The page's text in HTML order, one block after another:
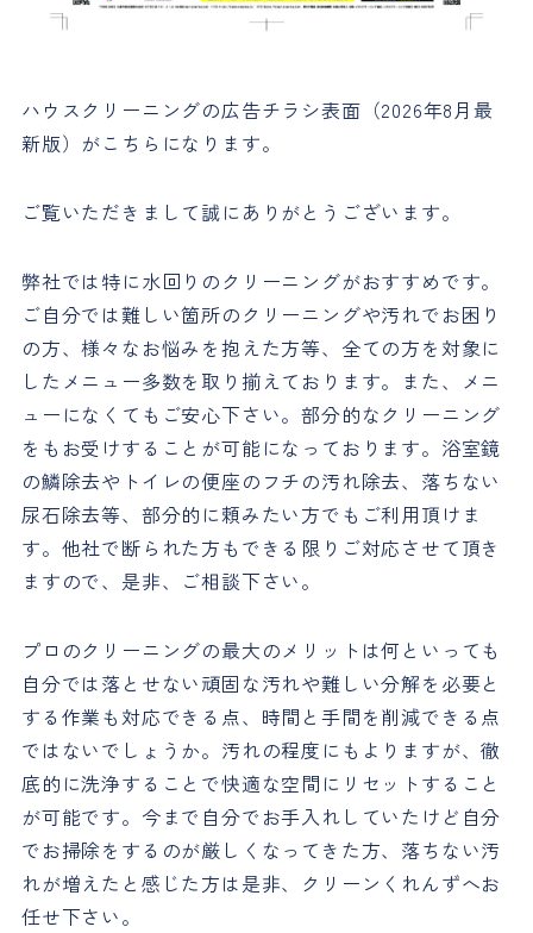
ハウスクリーニングの広告チラシ表面（2026年8月最
新版）がこちらになります。
ご覧いただきまして誠にありがとうございます。
弊社では特に水回りのクリーニングがおすすめです。
ご自分では難しい箇所のクリーニングや汚れでお困り
の方、様々なお悩みを抱えた方等、全ての方を対象に
したメニュー多数を取り揃えております。また、メニ
ューになくてもご安心下さい。部分的なクリーニング
をもお受けすることが可能になっております。浴室鏡
の鱗除去やトイレの便座のフチの汚れ除去、落ちない
尿石除去等、部分的に頼みたい方でもご利用頂けま
す。他社で断られた方もできる限りご対応させて頂き
ますので、是非、ご相談下さい。
プロのクリーニングの最大のメリットは何といっても
自分では落とせない頑固な汚れや難しい分解を必要と
する作業も対応できる点、時間と手間を削減できる点
ではないでしょうか。汚れの程度にもよりますが、徹
底的に洗浄することで快適な空間にリセットすること
が可能です。今まで自分でお手入れしていたけど自分
でお掃除をするのが厳しくなってきた方、落ちない汚
れが増えたと感じた方は是非、クリーンくれんずへお
任せ下さい。